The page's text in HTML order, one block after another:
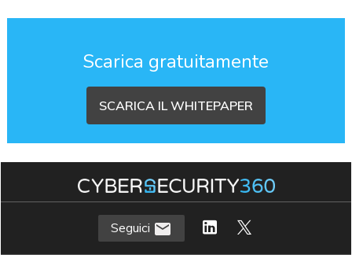
Scarica gratuitamente
SCARICA IL WHITEPAPER
Seguici